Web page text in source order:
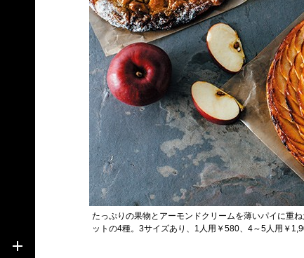
たっぷりの果物とアーモンドクリームを薄いパイに重
ットの4種。3サイズあり、1人用￥580、4～5人用￥